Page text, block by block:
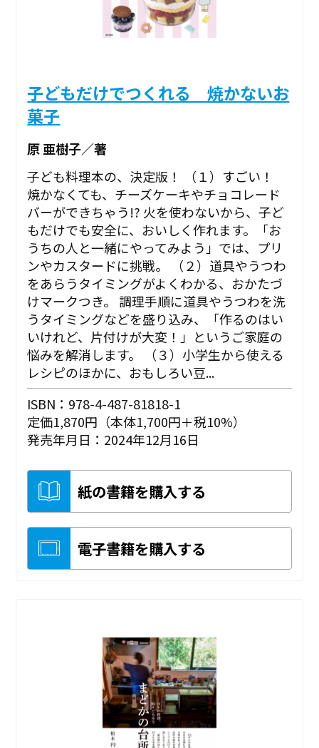
子どもだけでつくれる 焼かないお
菓子
原 亜樹子／著
子ども料理本の、決定版！ （１）すごい！
焼かなくても、チーズケーキやチョコレード
バーができちゃう!? 火を使わないから、子ど
もだけでも安全に、おいしく作れます。「お
うちの人と一緒にやってみよう」では、プリ
ンやカスタードに挑戦。 （２）道具やうつわ
をあらうタイミングがよくわかる、おかたづ
けマークつき。 調理手順に道具やうつわを洗
うタイミングなどを盛り込み、「作るのはい
いけれど、片付けが大変！」というご家庭の
悩みを解消します。 （３）小学生から使える
レシピのほかに、おもしろい豆...
ISBN：978-4-487-81818-1
定価1,870円（本体1,700円＋税10%）
発売年月日：2024年12月16日
紙の書籍を購入する
電子書籍を購入する